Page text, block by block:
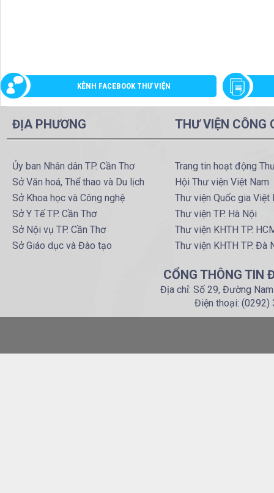
KÊNH FACEBOOK THƯ VIỆN
ĐỊA PHƯƠNG
Ủy ban Nhân dân TP. Cần Thơ
Sở Văn hoá, Thể thao và Du lịch
Sở Khoa học và Công nghệ
Sở Y Tế TP. Cần Thơ
Sở Nội vụ TP. Cần Thơ
Sở Giáo dục và Đào tạo
THƯ VIỆN CÔNG
Trang tin hoạt động
Hội Thư viện Việt Nam
Thư viện Quốc gia Việt
Thư viện TP. Hà Nội
Thư viện KHTH TP.
Thư viện KHTH TP. Đà
CỔNG THÔNG TIN
Địa chỉ: Số 29, Đường
Điện thoại: (0292)